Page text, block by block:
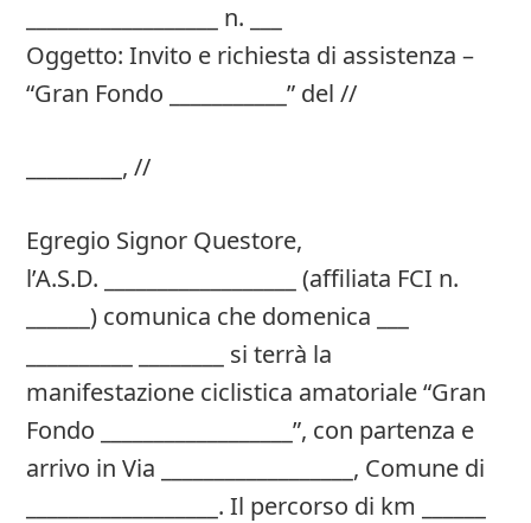
__________________ n. ___
Oggetto: Invito e richiesta di assistenza –
“Gran Fondo ___________” del //
_________, //
Egregio Signor Questore,
l’A.S.D. __________________ (affiliata FCI n.
______) comunica che domenica ___
__________ ________ si terrà la
manifestazione ciclistica amatoriale “Gran
Fondo __________________”, con partenza e
arrivo in Via __________________, Comune di
__________________. Il percorso di km ______